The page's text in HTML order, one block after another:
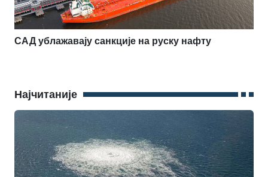
САД ублажавају санкције на руску нафту
Најчитаније